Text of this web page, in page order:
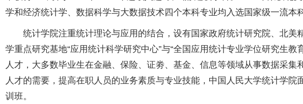
学和经济统计学、数据科学与大数据技术四个本科专业均入选国家级一流本
统计学院注重统计理论与应用的结合，设有国家政府统计研究院、北
学重点研究基地“应用统计科学研究中心”与“全国应用统计专业学位研究生
人才，大多数毕业生在金融、保险、证劵、基金、信息等领域从事数据采
人才的需要，提高在职人员的业务素质与专业技能，中国人民大学统计学
训班。